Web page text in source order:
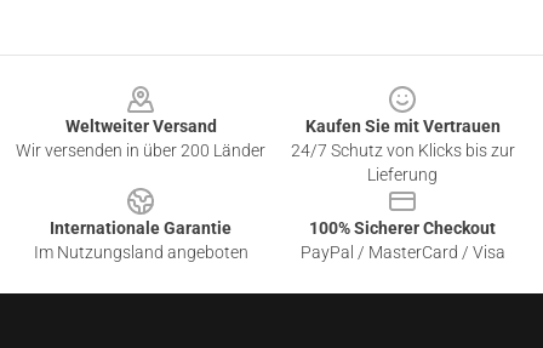
Weltweiter Versand
Wir versenden in über 200 Länder
Kaufen Sie mit Vertrauen
24/7 Schutz von Klicks bis zur
Lieferung
Internationale Garantie
Im Nutzungsland angeboten
100% Sicherer Checkout
PayPal / MasterCard / Visa